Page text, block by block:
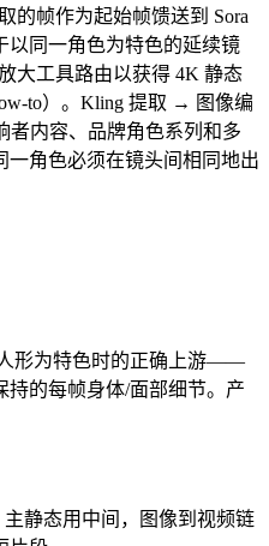
的帧作为起始帧馈送到 Sora
以同一角色为特色的延续镜
大工具路由以获得 4K 静态
to）。Kling 提取 → 图像编
内容、品牌角色系列和多
角色必须在镜头间相同地出
形为特色时的正确上游——
的每帧身体/面部细节。产
静态用中间，图像到视频链